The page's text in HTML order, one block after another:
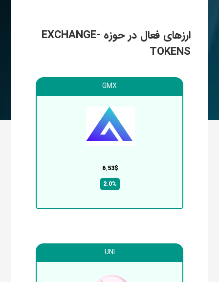
ارزهای فعال در حوزه EXCHANGE-
TOKENS
GMX
6.53$
2.0%
UNI